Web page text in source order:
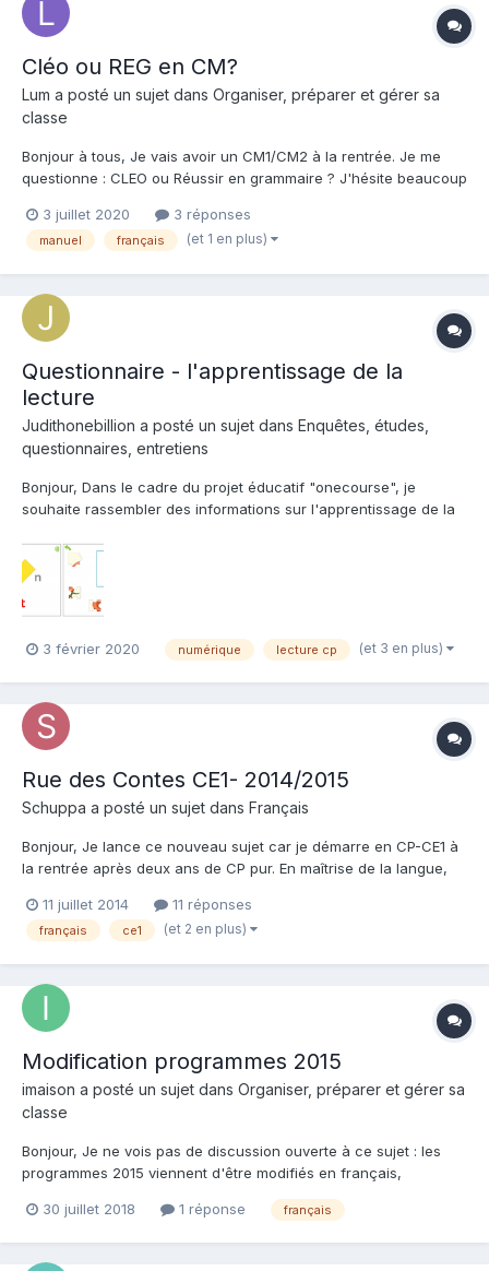
Cléo ou REG en CM?
Lum a posté un sujet dans Organiser, préparer et gérer sa
classe
Bonjour à tous, Je vais avoir un CM1/CM2 à la rentrée. Je me
questionne : CLEO ou Réussir en grammaire ? J'hésite beaucoup
avantages/inconvénients y trouvez vous ? Trouvez vous CLEO
assez "performant" pour la compréhension...
3 juillet 2020 3 réponses
manuel français (et 1 en plus)
Questionnaire - l'apprentissage de la
lecture
Judithonebillion a posté un sujet dans Enquêtes, études,
questionnaires, entretiens
Bonjour, Dans le cadre du projet éducatif "onecourse", je
souhaite rassembler des informations sur l'apprentissage de la
sujet — à l’aide de cinq questions que vous trouverez ici:
https://forms.gle/crowkgYF9hi8RS4s6. Un c...
3 février 2020 numérique lecture cp (et 3 en plus)
Rue des Contes CE1- 2014/2015
Schuppa a posté un sujet dans Français
Bonjour, Je lance ce nouveau sujet car je démarre en CP-CE1 à
la rentrée après deux ans de CP pur. En maîtrise de la langue,
avons fait le choix avec ma collègue de Rue des Contes. J'ai
commencé à regarder comment organiser ma progra...
11 juillet 2014 11 réponses
français ce1 (et 2 en plus)
Modification programmes 2015
imaison a posté un sujet dans Organiser, préparer et gérer sa
classe
Bonjour, Je ne vois pas de discussion ouverte à ce sujet : les
programmes 2015 viennent d'être modifiés en français,
http://www.education.gouv.fr/pid285/bulletin_officiel.html?
http://www.education.gouv.fr/pid285/bulletin_officiel.html?
30 juillet 2018 1 réponse français